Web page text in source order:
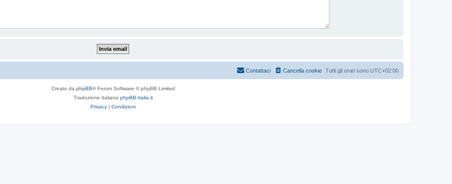
Tutti gli orari sono UTC+02:00
Cancella cookie
Contattaci
Creato da phpBB® Forum Software © phpBB Limited
Traduzione Italiana phpBB-Italia.it
Privacy | Condizioni